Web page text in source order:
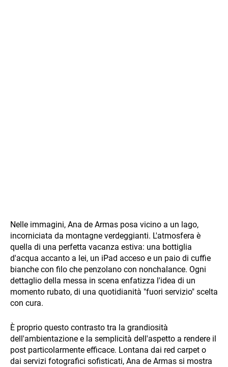
Nelle immagini, Ana de Armas posa vicino a un lago,
incorniciata da montagne verdeggianti. L'atmosfera è
quella di una perfetta vacanza estiva: una bottiglia
d'acqua accanto a lei, un iPad acceso e un paio di cuffie
bianche con filo che penzolano con nonchalance. Ogni
dettaglio della messa in scena enfatizza l'idea di un
momento rubato, di una quotidianità "fuori servizio" scelta
con cura.
È proprio questo contrasto tra la grandiosità
dell'ambientazione e la semplicità dell'aspetto a rendere il
post particolarmente efficace. Lontana dai red carpet o
dai servizi fotografici sofisticati, Ana de Armas si mostra